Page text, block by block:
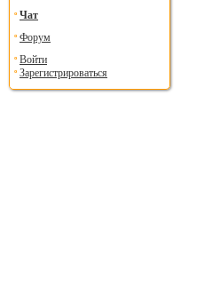
Чат
Форум
Войти
Зарегистрироваться